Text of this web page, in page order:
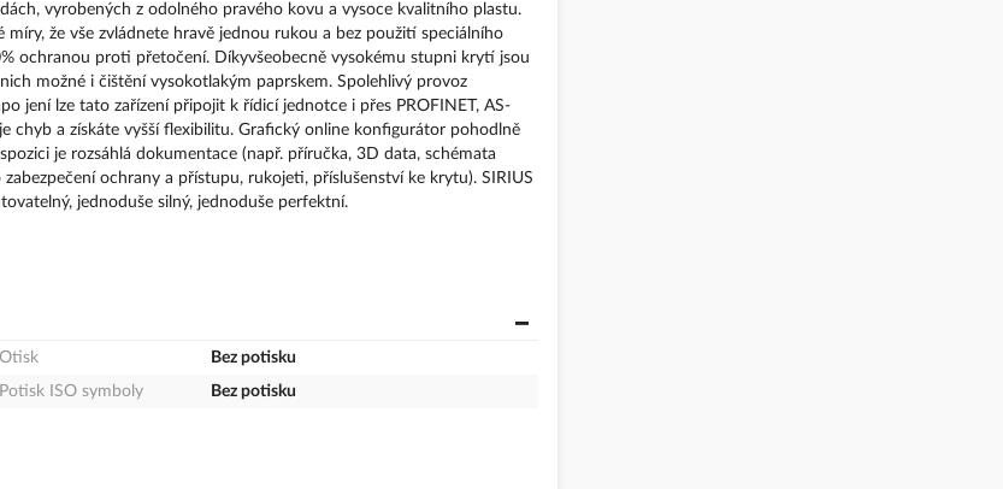
vyrobených z odolného pravého kovu a vysoce kvalitního plastu.
že vše zvládnete hravě jednou rukou a bez použití speciálního
ochranou proti přetočení. Díkyvšeobecně vysokému stupni krytí jsou
možné i čištění vysokotlakým paprskem. Spolehlivý provoz
jení lze tato zařízení připojit k řídicí jednotce i přes PROFINET, AS-
chyb a získáte vyšší flexibilitu. Grafický online konfigurátor pohodlně
je rozsáhlá dokumentace (např. příručka, 3D data, schémata
ochrany a přístupu, rukojeti, příslušenství ke krytu). SIRIUS
jednoduše silný, jednoduše perfektní.
Otisk
Bez potisku
Potisk ISO symboly
Bez potisku